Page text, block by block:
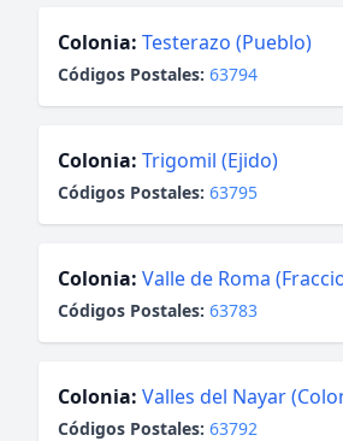
Colonia: Testerazo (Pueblo)
Códigos Postales: 63794
Colonia: Trigomil (Ejido)
Códigos Postales: 63795
Colonia: Valle de Roma
Códigos Postales: 63783
Colonia: Valles del Nayar
Códigos Postales: 63792